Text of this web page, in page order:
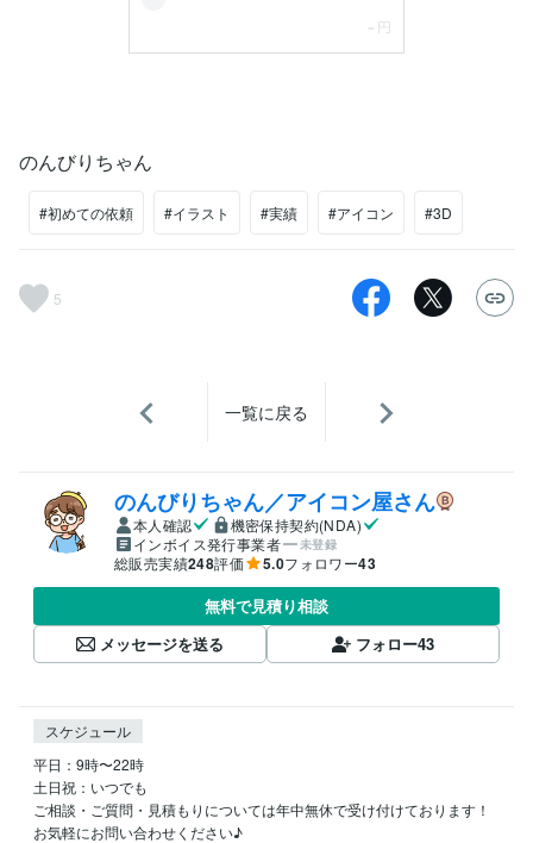
のんびりちゃん
#初めての依頼 #イラスト #実績 #アイコン #3D
5
一覧に戻る
のんびりちゃん／アイコン屋さん
本人確認
機密保持契約(NDA)
インボイス発行事業者
未登録
総販売実績248評価 5.0フォロワー43
無料で見積り相談
メッセージを送る
フォロー43
スケジュール
平日：9時〜22時
土日祝：いつでも
ご相談・ご質問・見積もりについては年中無休で受け付けております！
お気軽にお問い合わせください♪